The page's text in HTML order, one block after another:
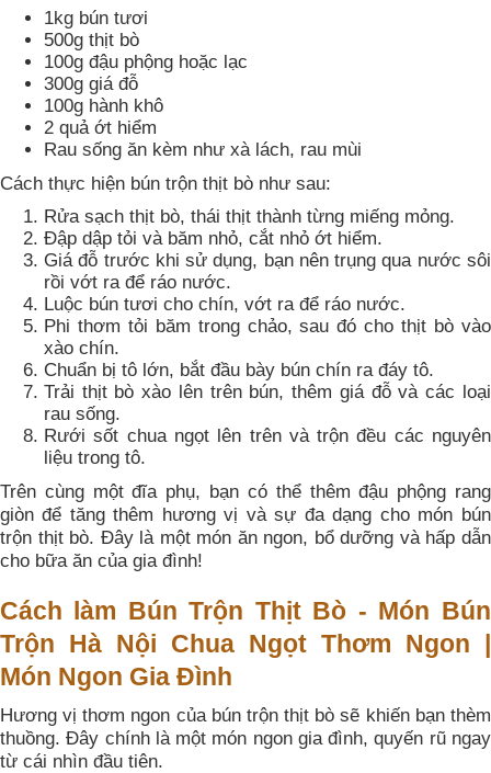
1kg bún tươi
500g thịt bò
100g đậu phộng hoặc lạc
300g giá đỗ
100g hành khô
2 quả ớt hiểm
Rau sống ăn kèm như xà lách, rau mùi
Cách thực hiện bún trộn thịt bò như sau:
Rửa sạch thịt bò, thái thịt thành từng miếng mỏng.
Đập dập tỏi và băm nhỏ, cắt nhỏ ớt hiểm.
Giá đỗ trước khi sử dụng, bạn nên trụng qua nước sôi
rồi vớt ra để ráo nước.
Luộc bún tươi cho chín, vớt ra để ráo nước.
Phi thơm tỏi băm trong chảo, sau đó cho thịt bò vào
xào chín.
Chuẩn bị tô lớn, bắt đầu bày bún chín ra đáy tô.
Trải thịt bò xào lên trên bún, thêm giá đỗ và các loại
rau sống.
Rưới sốt chua ngọt lên trên và trộn đều các nguyên
liệu trong tô.
Trên cùng một đĩa phụ, bạn có thể thêm đậu phộng rang
giòn để tăng thêm hương vị và sự đa dạng cho món bún
trộn thịt bò. Đây là một món ăn ngon, bổ dưỡng và hấp dẫn
cho bữa ăn của gia đình!
Cách làm Bún Trộn Thịt Bò - Món Bún
Trộn Hà Nội Chua Ngọt Thơm Ngon |
Món Ngon Gia Đình
Hương vị thơm ngon của bún trộn thịt bò sẽ khiến bạn thèm
thuồng. Đây chính là một món ngon gia đình, quyến rũ ngay
từ cái nhìn đầu tiên.